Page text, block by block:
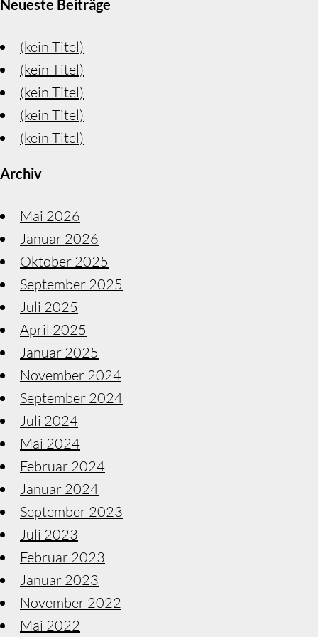
Neueste Beiträge
(kein Titel)
(kein Titel)
(kein Titel)
(kein Titel)
(kein Titel)
Archiv
Mai 2026
Januar 2026
Oktober 2025
September 2025
Juli 2025
April 2025
Januar 2025
November 2024
September 2024
Juli 2024
Mai 2024
Februar 2024
Januar 2024
September 2023
Juli 2023
Februar 2023
Januar 2023
November 2022
Mai 2022